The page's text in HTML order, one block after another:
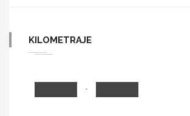
KILOMETRAJE
-